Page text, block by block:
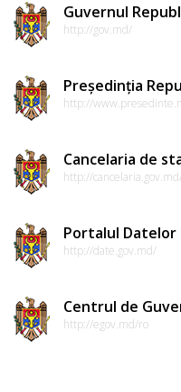
Guvernul
http://gov.md/
Președinția
http://
Cancelaria de
http://
Portalul Datelor
http://date.gov.md/
Centrul de
http://egov.md/ro